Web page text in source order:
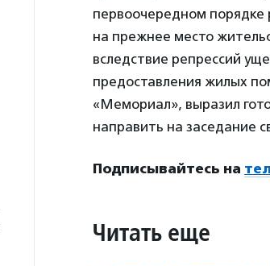
первоочередном порядке
на прежнее место
вследствие репрессий
предоставления жилых
«Мемориал», выразил
направить на заседание
Подписывайтесь на
Читать еще